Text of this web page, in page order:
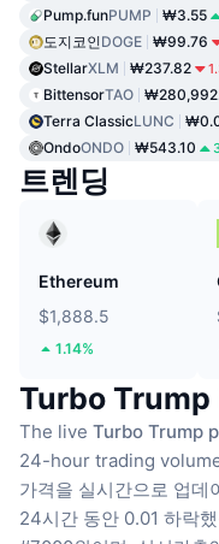
Pump.funPUMP ₩3.55
도지코인DOGE ₩99.76
StellarXLM ₩237.82
BittensorTAO
Terra ClassicLUNC
OndoONDO ₩543.10
트렌딩
Ethereum
$1,888.5
1.14%
Turbo Trump
The live Turbo Trump
24-hour trading
가격을 실시간으로 업데
24시간 동안 0.01 하락